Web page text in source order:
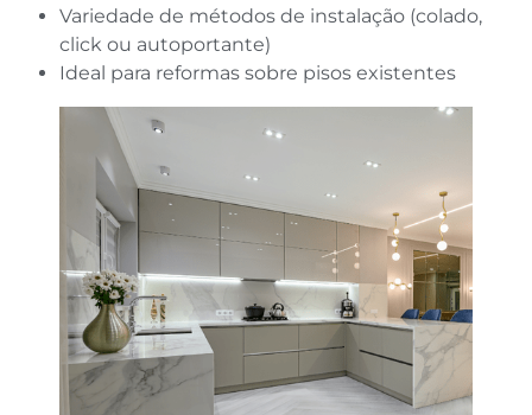
Variedade de métodos de instalação (colado,
click ou autoportante)
Ideal para reformas sobre pisos existentes